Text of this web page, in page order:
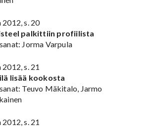
2012, s. 20
palkittiin profiilista
Jorma Varpula
2012, s. 21
lisää kookosta
Teuvo Mäkitalo, Jarmo
2012, s. 21